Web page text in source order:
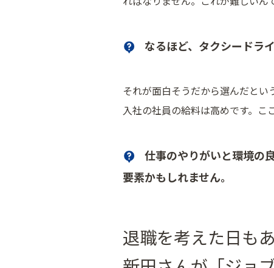
なるほど、タクシードラ
それが面白そうだから選んだと
入社の社員の給料は高めです。こ
仕事のやりがいと環境の
要素かもしれません。
退職を考えた日もあ